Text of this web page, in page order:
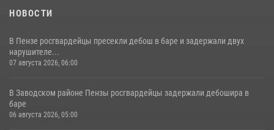
НОВОСТИ
В Пензе росгвардейцы пресекли дебош в баре и задержали двух
нарушителе...
07 августа 2026, 06:00
В Заводском районе Пензы росгвардейцы задержали дебошира в
баре
06 августа 2026, 05:00